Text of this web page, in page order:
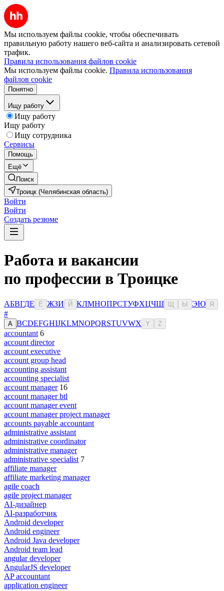
Мы используем файлы cookie, чтобы обеспечивать
правильную работу нашего веб-сайта и анализировать сетевой
трафик.
Правила использования файлов cookie
Мы используем файлы cookie. Правила использования
файлов cookie
Понятно
Ищу работу
Ищу работу
Ищу работу
Ищу сотрудника
Сервисы
Помощь
Ещё
Поиск
Троицк (Челябинская область)
Войти
Войти
Создать резюме
Работа и вакансии
по профессии в Троицке
АБВГДЕ Ё ЖЗИ Й КЛМНОПРСТУФХЦЧШ Ы ЭЮ Я
#
A BCDEFGHIJKLMNOPQRSTUVWX Y Z
accountant 6
account director
account executive
account group head
accounting assistant
accounting specialist
account manager 16
account manager btl
account manager event
account manager project manager
accounts payable accountant
administrative assistant
administrative coordinator
administrative manager
administrative specialist 7
affiliate manager
affiliate marketing manager
agile coach
agile project manager
AI-дизайнер
AI-разработчик
Android developer
Android engineer
Android Java developer
Android team lead
angular developer
AngularJS developer
AP accountant
application engineer